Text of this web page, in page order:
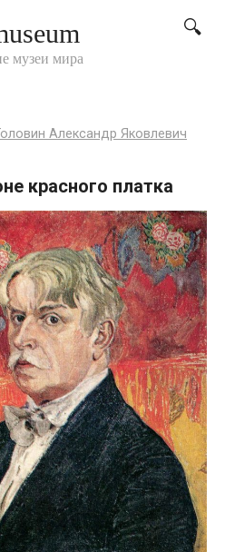
музеи мира
Александр Яковлевич
красного платка